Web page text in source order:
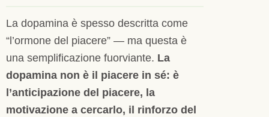
La dopamina è spesso descritta come
“l’ormone del piacere” — ma questa è
una semplificazione fuorviante. La
dopamina non è il piacere in sé: è
l’anticipazione del piacere, la
motivazione a cercarlo, il rinforzo del